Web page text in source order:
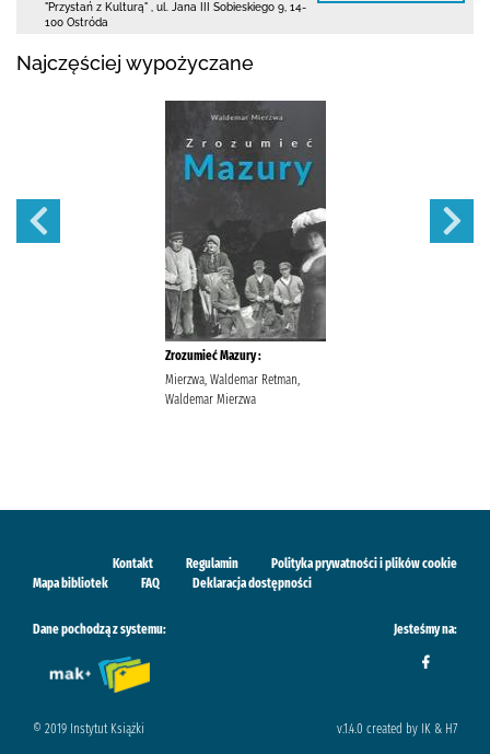
"Przystań z Kulturą"
ul. Jana III Sobieskiego 9 14-
100 Ostróda
Najczęściej wypożyczane
Zrozumieć Mazury :
Mierzwa, Waldemar Retman,
Waldemar Mierzwa
Kontakt Regulamin
Polityka prywatności i plików cookie
Mapa bibliotek
FAQ Deklaracja dostępności
Dane pochodzą z systemu: Jesteśmy na:
© 2019 Instytut Książki v.1.4.0 created by IK & H7